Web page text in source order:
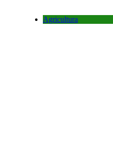
Agricultura